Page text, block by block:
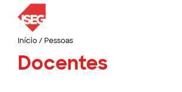
Início/ Pessoas
Docentes